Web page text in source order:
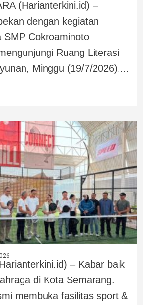
(Harianterkini.id) –
dengan kegiatan
SMP Cokroaminoto
Ruang Literasi
Minggu (19/7/2026)....
– Kabar baik
di Kota Semarang.
membuka fasilitas sport &